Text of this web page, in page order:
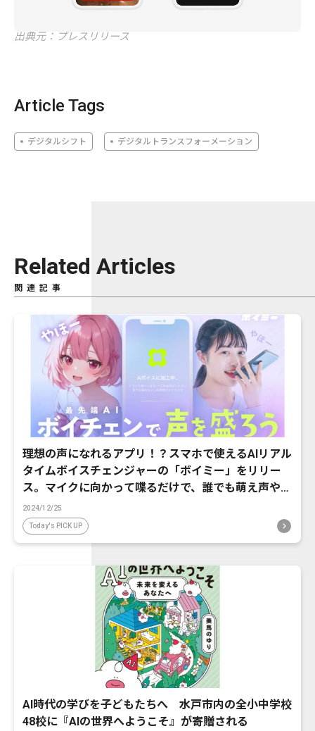
出典元：プレスリリース
Article Tags
デジタルシフト デジタルトランスフォーメーション
Related Articles
関連記事
理想の声になれるアプリ！？スマホで使えるAIリアル
タイムボイスチェンジャーの「ボイミー」をリリー
ス。マイクに向かって喋るだけで、誰でも萌え声やイ
ケボ風に音声変換が可能に。
2024/12/25
Today's PICK UP
AI時代の学びを子どもたちへ 水戸市内の全小中学校
48校に『AIの世界へようこそ』が寄贈される